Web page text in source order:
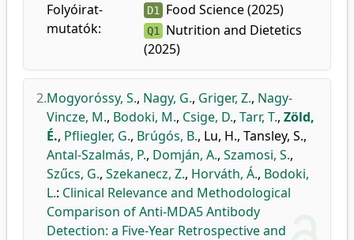
Folyóirat-
mutatók:
D1 Food Science (2025)
Q1
Nutrition and Dietetics
(2025)
2.Mogyoróssy, S., Nagy, G., Griger, Z., Nagy-
Vincze, M., Bodoki, M., Csige, D., Tarr, T., Zöld,
É., Pfliegler, G., Brúgós, B., Lu, H., Tansley, S.,
Antal-Szalmás, P., Domján, A., Szamosi, S.,
Szűcs, G., Szekanecz, Z., Horváth, Á., Bodoki,
L.: Clinical Relevance and Methodological
Comparison of Anti-MDA5 Antibody
Detection: a Five-Year Retrospective and